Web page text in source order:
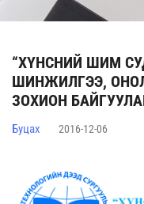
“ХҮНСНИЙ ШИМ
ШИНЖИЛГЭЭ,
ЗОХИОН
Буцах 2016-12-06